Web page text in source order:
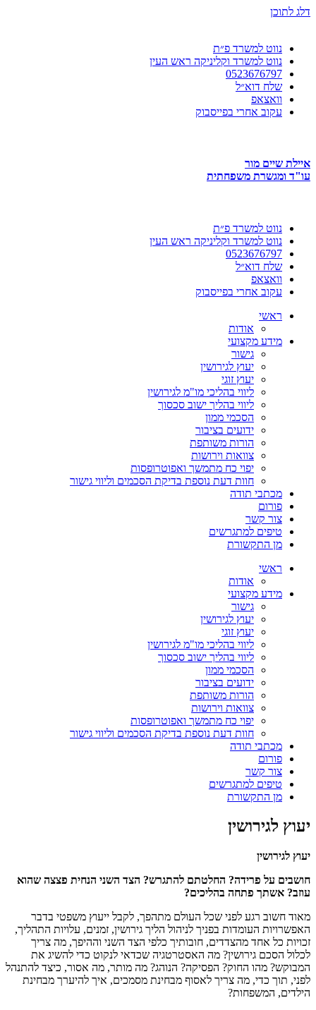
דלג לתוכן
נווט למשרד פ״ת
נווט למשרד וקליניקה ראש העין
0523676797
שלח דוא״ל
וואצאפ
עקוב אחרי בפייסבוק
איילת שיים מור
עו"ד ומגשרת משפחתית
נווט למשרד פ״ת
נווט למשרד וקליניקה ראש העין
0523676797
שלח דוא״ל
וואצאפ
עקוב אחרי בפייסבוק
ראשי
אודות
מידע מקצועי
גישור
יעוץ לגירושין
יעוץ זוגי
ליווי בהליכי מו"מ לגירושין
ליווי בהליך ישוב סכסוך
הסכמי ממון
ידועים בציבור
הורות משותפת
צוואות וירושות
יפוי כח מתמשך ואפוטרופסות
חוות דעת נוספת בדיקת הסכמים וליווי גישור
מכתבי תודה
פורום
צור קשר
טיפים למתגרשים
מן התקשורת
ראשי
אודות
מידע מקצועי
גישור
יעוץ לגירושין
יעוץ זוגי
ליווי בהליכי מו"מ לגירושין
ליווי בהליך ישוב סכסוך
הסכמי ממון
ידועים בציבור
הורות משותפת
צוואות וירושות
יפוי כח מתמשך ואפוטרופסות
חוות דעת נוספת בדיקת הסכמים וליווי גישור
מכתבי תודה
פורום
צור קשר
טיפים למתגרשים
מן התקשורת
יעוץ לגירושין
יעוץ לגירושין
חושבים על פרידה? החלטתם להתגרש? הצד השני הנחית פצצה שהוא
עוזב? אשתך פתחה בהליכים?
מאוד חשוב רגע לפני שכל העולם מתהפך, לקבל ייעוץ משפטי בדבר
האפשרויות העומדות בפניך לניהול הליך גירושין, זמנים, עלויות התהליך,
זכויות כל אחד מהצדדים, חובותיך כלפי הצד השני וההיפך, מה צריך
לכלול הסכם גירושין? מה האסטרטגיה שכדאי לנקוט כדי להשיג את
המבוקש? מהו החוק? הפסיקה? הנוהג? מה מותר, מה אסור, כיצד להתנהל
לפני, תוך כדי, מה צריך לאסוף מבחינת מסמכים, איך להיערך מבחינת
הילדים, המשפחות?